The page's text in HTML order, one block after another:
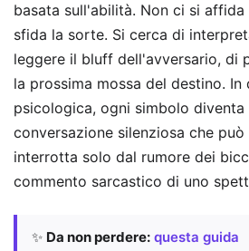
basata sull'abilità. Non ci si
sfida la sorte. Si cerca di
leggere il bluff dell'avversario, di
la prossima mossa del destino. In
psicologica, ogni simbolo diventa
conversazione silenziosa che può
interrotta solo dal rumore dei
commento sarcastico di uno
✨ Da non perdere: questa guida